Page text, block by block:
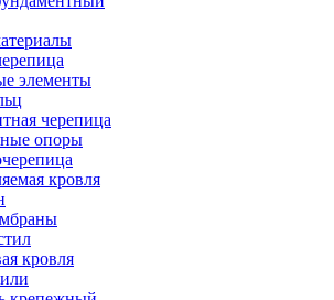
элементы
черепица
опоры
кровля
кровля